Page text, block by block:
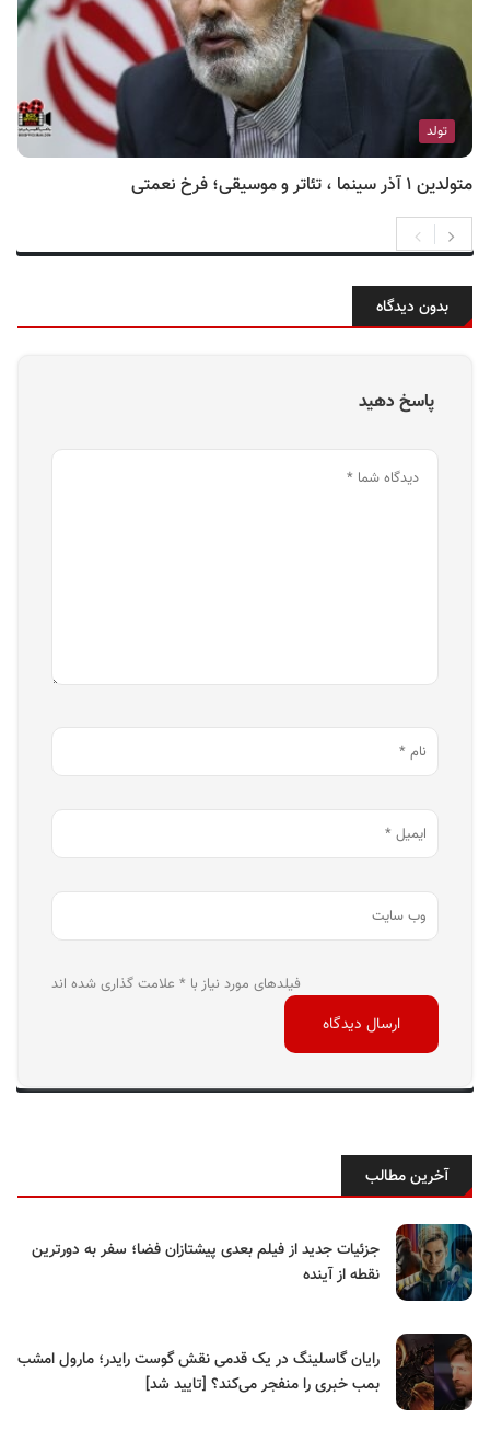
تولد
متولدین ۱ آذر سینما ، تئاتر و موسیقی؛ فرخ نعمتی
بدون دیدگاه
پاسخ دهید
فیلدهای مورد نیاز با * علامت گذاری شده اند
آخرین مطالب
جزئیات جدید از فیلم بعدی پیشتازان فضا؛ سفر به دورترین
نقطه از آینده
رایان گاسلینگ در یک قدمی نقش گوست رایدر؛ مارول امشب
بمب خبری را منفجر می‌کند؟ [تایید شد]